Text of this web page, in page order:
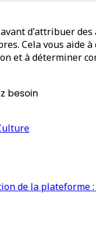
d'attribuer
Cela vous aide
et à déterminer
besoin
de la plateforme :